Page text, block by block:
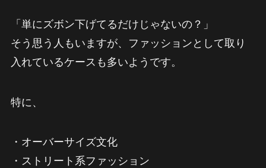
「単にズボン下げてるだけじゃないの？」
そう思う人もいますが、ファッションとして取り
入れているケースも多いようです。
特に、
・オーバーサイズ文化
・ストリート系ファッション